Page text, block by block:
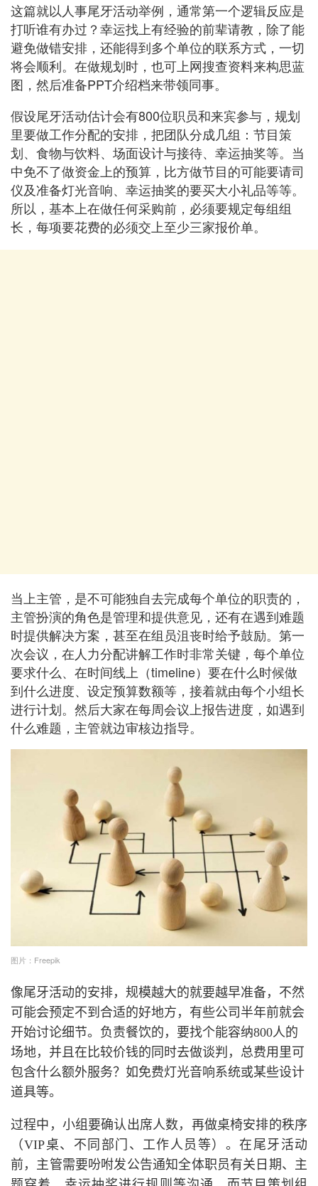
这篇就以人事尾牙活动举例，通常第一个逻辑反应是
打听谁有办过？幸运找上有经验的前辈请教，除了能
避免做错安排，还能得到多个单位的联系方式，一切
将会顺利。在做规划时，也可上网搜查资料来构思蓝
图，然后准备PPT介绍档来带领同事。
假设尾牙活动估计会有800位职员和来宾参与，规划
里要做工作分配的安排，把团队分成几组：节目策
划、食物与饮料、场面设计与接待、幸运抽奖等。当
中免不了做资金上的预算，比方做节目的可能要请司
仪及准备灯光音响、幸运抽奖的要买大小礼品等等。
所以，基本上在做任何采购前，必须要规定每组组
长，每项要花费的必须交上至少三家报价单。
当上主管，是不可能独自去完成每个单位的职责的，
主管扮演的角色是管理和提供意见，还有在遇到难题
时提供解决方案，甚至在组员沮丧时给予鼓励。第一
次会议，在人力分配讲解工作时非常关键，每个单位
要求什么、在时间线上（timeline）要在什么时候做
到什么进度、设定预算数额等，接着就由每个小组长
进行计划。然后大家在每周会议上报告进度，如遇到
什么难题，主管就边审核边指导。
图片：Freepik
像尾牙活动的安排，规模越大的就要越早准备，不然
可能会预定不到合适的好地方，有些公司半年前就会
开始讨论细节。负责餐饮的，要找个能容纳800人的
场地，并且在比较价钱的同时去做谈判，总费用里可
包含什么额外服务？如免费灯光音响系统或某些设计
道具等。
过程中，小组要确认出席人数，再做桌椅安排的秩序
（VIP桌、不同部门、工作人员等）。在尾牙活动
前，主管需要吩咐发公告通知全体职员有关日期、主